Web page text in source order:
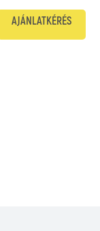
AJÁNLATKÉRÉS